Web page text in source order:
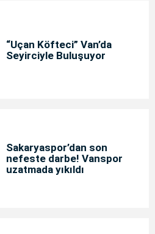
“Uçan Köfteci” Van’da
Seyirciyle Buluşuyor
Sakaryaspor’dan son
nefeste darbe! Vanspor
uzatmada yıkıldı